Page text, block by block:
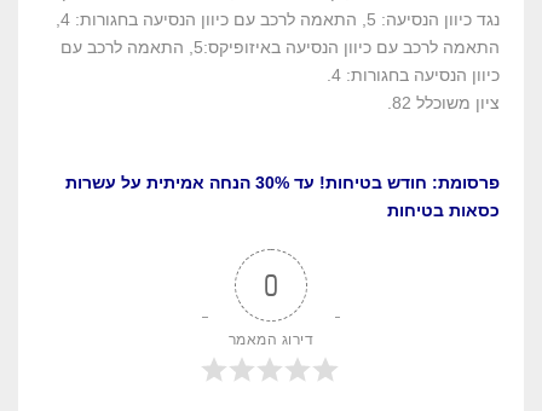
התאמה לרכב עם כיוון הנסיעה באיזופיקס:5, התאמה לרכב עם
כיוון הנסיעה בחגורות: 4.
ציון משוכלל 82.
פרסומת: חודש בטיחות! עד 30% הנחה אמיתית על עשרות
כסאות בטיחות
0
דירוג המאמר